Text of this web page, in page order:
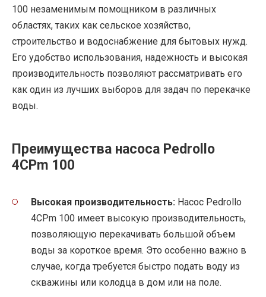
100 незаменимым помощником в различных
областях, таких как сельское хозяйство,
строительство и водоснабжение для бытовых нужд.
Его удобство использования, надежность и высокая
производительность позволяют рассматривать его
как один из лучших выборов для задач по перекачке
воды.
Преимущества насоса Pedrollo
4CPm 100
Высокая производительность: Насос Pedrollo
4CPm 100 имеет высокую производительность,
позволяющую перекачивать большой объем
воды за короткое время. Это особенно важно в
случае, когда требуется быстро подать воду из
скважины или колодца в дом или на поле.